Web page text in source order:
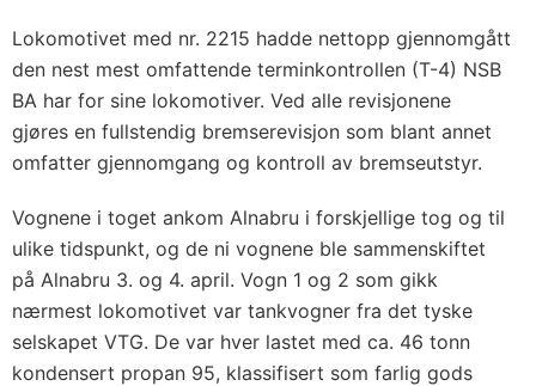
Lokomotivet med nr. 2215 hadde nettopp gjennomgått
den nest mest omfattende terminkontrollen (T-4) NSB
BA har for sine lokomotiver. Ved alle revisjonene
gjøres en fullstendig bremserevisjon som blant annet
omfatter gjennomgang og kontroll av bremseutstyr.
Vognene i toget ankom Alnabru i forskjellige tog og til
ulike tidspunkt, og de ni vognene ble sammenskiftet
på Alnabru 3. og 4. april. Vogn 1 og 2 som gikk
nærmest lokomotivet var tankvogner fra det tyske
selskapet VTG. De var hver lastet med ca. 46 tonn
kondensert propan 95, klassifisert som farlig gods